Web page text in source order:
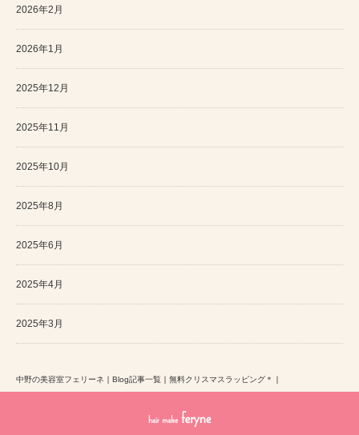
2026年2月
2026年1月
2025年12月
2025年11月
2025年10月
2025年8月
2025年6月
2025年4月
2025年3月
中野の美容室フェリーネ ｜ Blog記事一覧 ｜ 無料クリスマスラッピング＊ ｜